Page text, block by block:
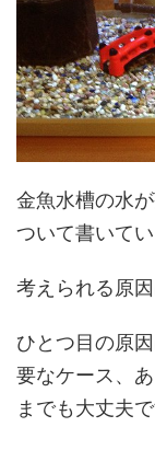
金魚水槽の水
ついて書いてい
考えられる原因
ひとつ目の原
要なケース、
までも大丈夫で